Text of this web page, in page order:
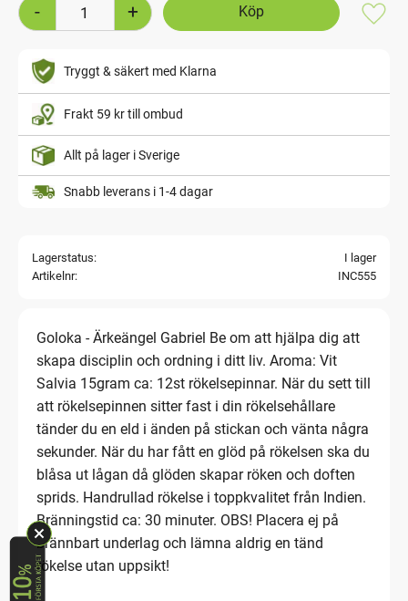
+
-
Tryggt & säkert med Klarna
Frakt 59 kr till ombud
Allt på lager i Sverige
Snabb leverans i 1-4 dagar
Lagerstatus
I lager
Artikelnr
INC555
Goloka - Ärkeängel Gabriel Be om att hjälpa dig att
skapa disciplin och ordning i ditt liv. Aroma: Vit
Salvia 15gram ca: 12st rökelsepinnar. När du sett till
att rökelsepinnen sitter fast i din rökelsehållare
tänder du en eld i änden på stickan och vänta några
sekunder. När du har fått en glöd på rökelsen ska du
blåsa ut lågan då glöden skapar röken och doften
sprids. Handrullad rökelse i toppkvalitet från Indien.
Bränningstid ca: 30 minuter. OBS! Placera ej på
brännbart underlag och lämna aldrig en tänd
rökelse utan uppsikt!